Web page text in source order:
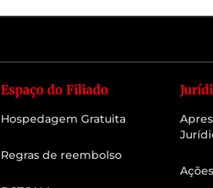
Espaço do Filiado
Hospedagem Gratuita
Regras de reembolso